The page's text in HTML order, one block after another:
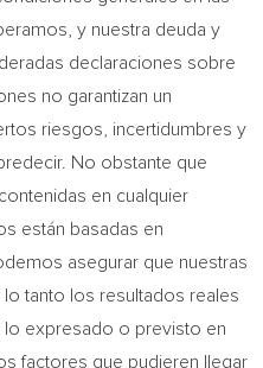
y nuestra deuda y
declaraciones sobre
no garantizan un
riesgos, incertidumbres y
No obstante que
en cualquier
están basadas en
asegurar que nuestras
tanto los resultados reales
lo expresado o previsto en
factores que pudieren llegar